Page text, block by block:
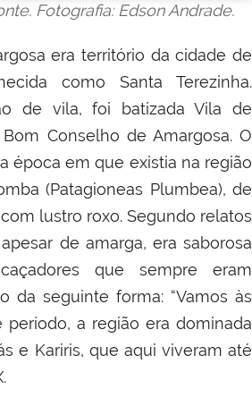
Fotografia: Edson Andrade.
era território da cidade de
como Santa Terezinha.
de vila, foi batizada Vila de
Conselho de Amargosa. O
época em que existia na região
(Patagioneas Plumbea), de
lustro roxo. Segundo relatos
de amarga, era saborosa
que sempre eram
da seguinte forma: “Vamos às
período, a região era dominada
e Kariris, que aqui viveram até